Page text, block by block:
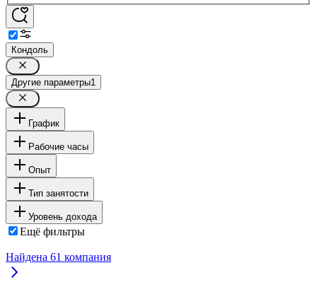
Кондоль
Другие параметры1
График
Рабочие часы
Опыт
Тип занятости
Уровень дохода
Ещё фильтры
Найдена 61 компания